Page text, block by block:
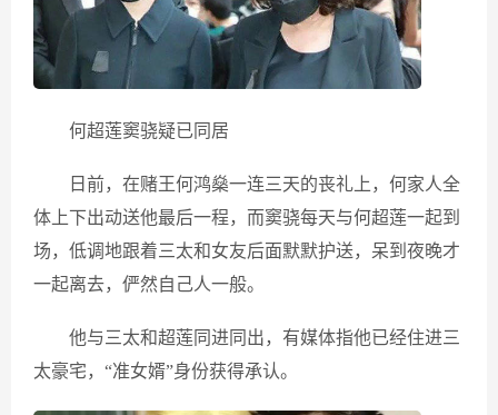
何超莲窦骁疑已同居
日前，在赌王何鸿燊一连三天的丧礼上，何家人全
体上下出动送他最后一程，而窦骁每天与何超莲一起到
场，低调地跟着三太和女友后面默默护送，呆到夜晚才
一起离去，俨然自己人一般。
他与三太和超莲同进同出，有媒体指他已经住进三
太豪宅，“准女婿”身份获得承认。